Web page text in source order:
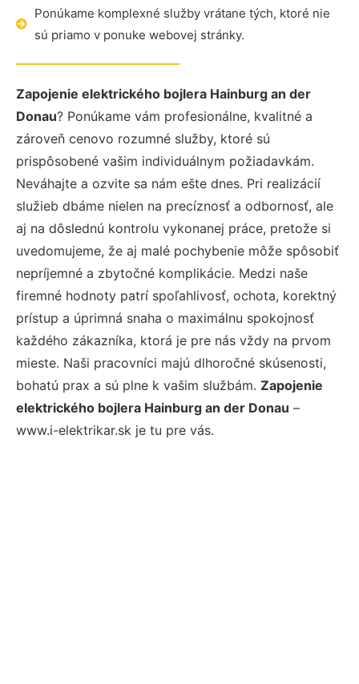
Ponúkame komplexné služby vrátane tých, ktoré nie
sú priamo v ponuke webovej stránky.
Zapojenie elektrického bojlera Hainburg an der
Donau? Ponúkame vám profesionálne, kvalitné a
zároveň cenovo rozumné služby, ktoré sú
prispôsobené vašim individuálnym požiadavkám.
Neváhajte a ozvite sa nám ešte dnes. Pri realizácií
služieb dbáme nielen na precíznosť a odbornosť, ale
aj na dôslednú kontrolu vykonanej práce, pretože si
uvedomujeme, že aj malé pochybenie môže spôsobiť
nepríjemné a zbytočné komplikácie. Medzi naše
firemné hodnoty patrí spoľahlivosť, ochota, korektný
prístup a úprimná snaha o maximálnu spokojnosť
každého zákazníka, ktorá je pre nás vždy na prvom
mieste. Naši pracovníci majú dlhoročné skúsenosti,
bohatú prax a sú plne k vašim službám. Zapojenie
elektrického bojlera Hainburg an der Donau –
www.i-elektrikar.sk je tu pre vás.